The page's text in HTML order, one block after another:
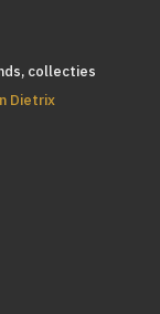
collecties
Dietrix